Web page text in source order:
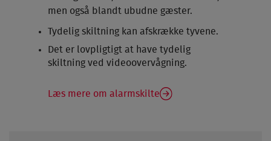
men også blandt ubudne gæster.
Tydelig skiltning kan afskrække tyvene.
Det er lovpligtigt at have tydelig
skiltning ved videoovervågning.
Læs mere om alarmskilte